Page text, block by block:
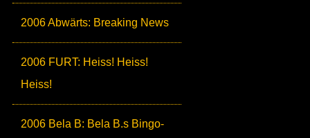
2006 Abwärts: Breaking News
2006 FURT: Heiss! Heiss!
Heiss!
2006 Bela B: Bela B.s Bingo-